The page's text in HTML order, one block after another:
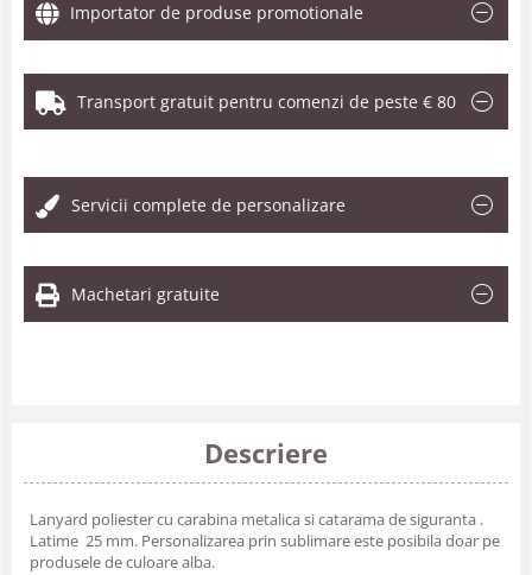
Importator de produse promotionale
Transport gratuit pentru comenzi de peste € 80
Servicii complete de personalizare
Machetari gratuite
Descriere
Lanyard poliester cu carabina metalica si catarama de siguranta .
Latime 25 mm. Personalizarea prin sublimare este posibila doar pe
produsele de culoare alba.